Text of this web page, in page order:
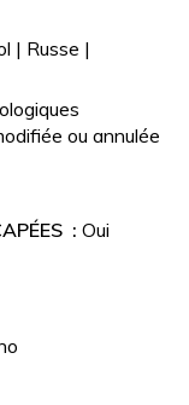
| Russe |
ou annulée
:Oui